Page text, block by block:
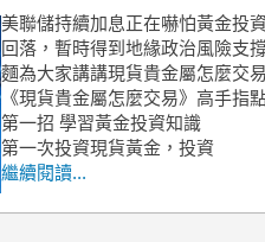
美聯儲持續加息正在嚇怕黃金投
回落，暫時得到地緣政治風險支
麵為大家講講現貨貴金屬怎麼交
《現貨貴金屬怎麼交易》高手指
第一招 學習黃金投資知識
第一次投資現貨黃金，投資
繼續閱讀...